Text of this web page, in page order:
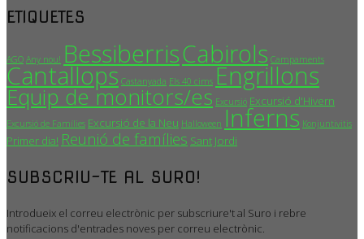
ETIQUETES
AGO Any nou! BessiberrisCabirols Campaments
Cantallops Castanyada Els 40 cims Engrillons
Equip de monitors/es Excursió Excursió d'Hivern
Excursió de Famílies Excursió de la Neu Halloween Inferns Konjuntivitis
Primer dia! Reunió de famílies Sant Jordi
SUBSCRIU-TE AL SURO!
Introdueix el correu electrònic per subscriure't al Suro i rebre
notificacions d'entrades noves per correu electrònic.